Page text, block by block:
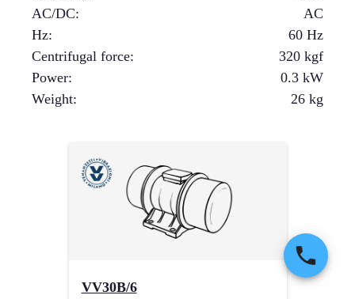
AC/DC:
AC
Hz:
60 Hz
Centrifugal force: 320 kgf
Power: 0.3 kW
Weight: 26 kg
VV30B/6